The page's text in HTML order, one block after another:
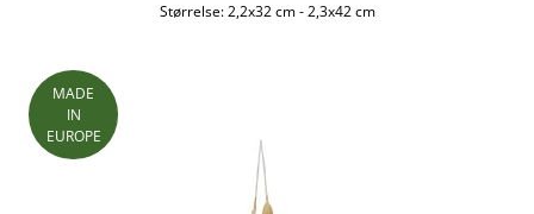
Størrelse: 2,2x32 cm -2,3x42 cm
MADE
IN
EUROPE